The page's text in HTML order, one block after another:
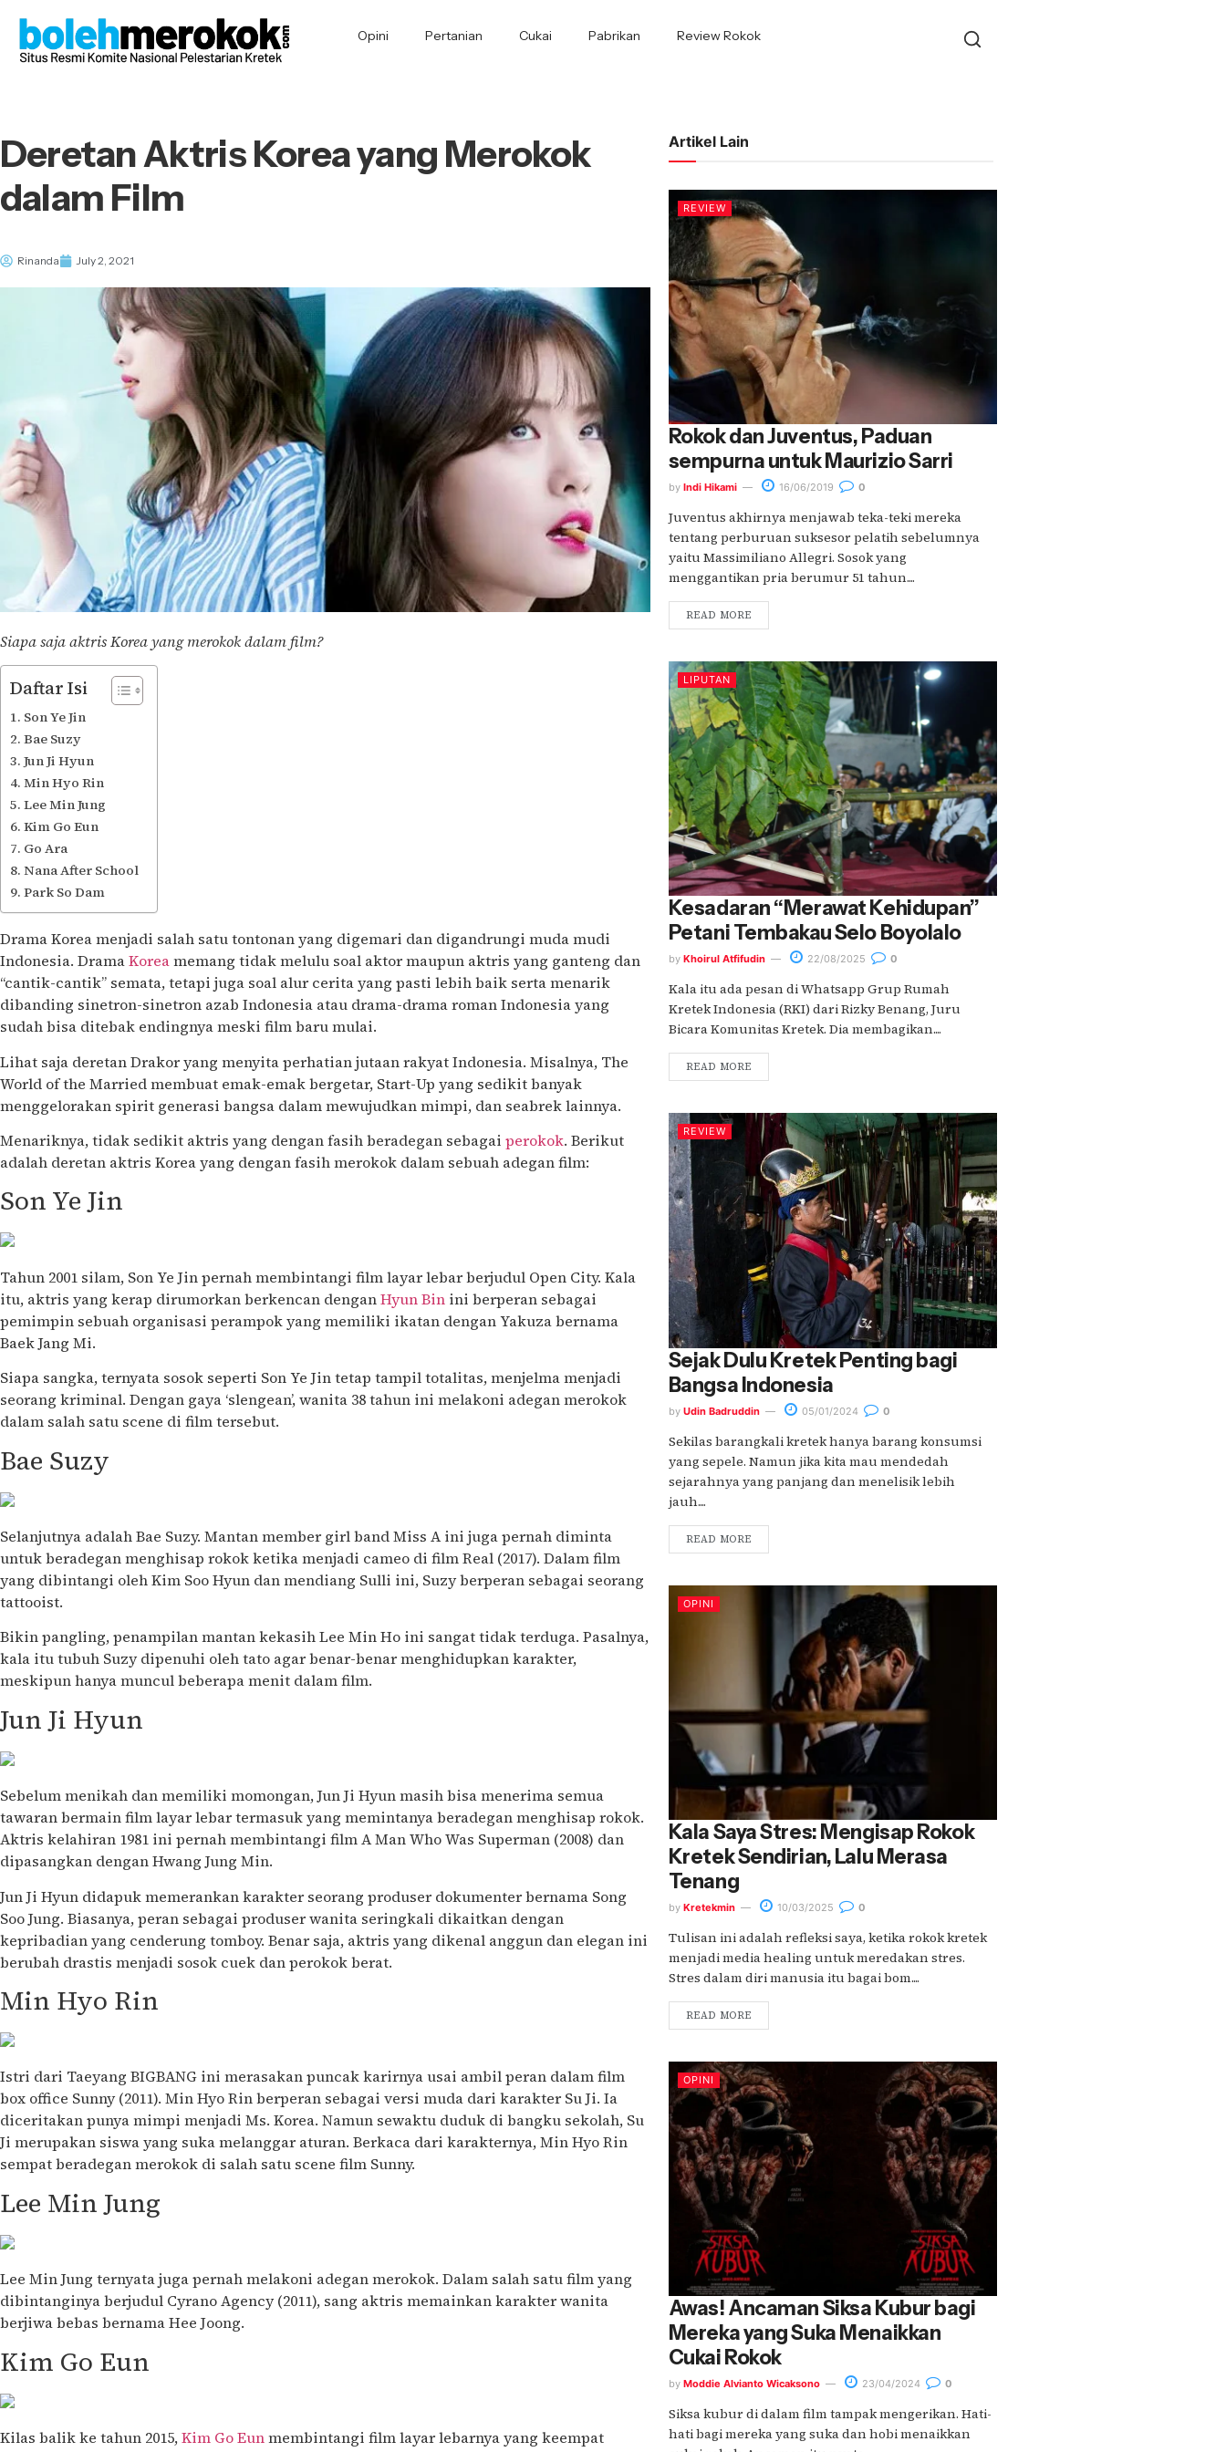
Opini Pertanian Cukai Pabrikan Review Rokok
Deretan Aktris Korea yang Merokok
dalam Film
Rinanda July 2, 2021
Siapa saja aktris Korea yang merokok dalam film?
Daftar Isi
Son Ye Jin
Bae Suzy
Jun Ji Hyun
Min Hyo Rin
Lee Min Jung
Kim Go Eun
Go Ara
Nana After School
Park So Dam
Drama Korea menjadi salah satu tontonan yang digemari dan digandrungi muda mudi
Indonesia. DramaKoreamemang tidak melulu soal aktor maupun aktris yang ganteng dan
“cantik-cantik” semata, tetapi juga soal alur cerita yang pasti lebih baik serta menarik
dibanding sinetron-sinetron azab Indonesia atau drama-drama roman Indonesia yang
sudah bisa ditebak endingnya meski film baru mulai.
Lihat saja deretan Drakor yang menyita perhatian jutaan rakyat Indonesia. Misalnya, The
World of the Married membuat emak-emak bergetar, Start-Up yang sedikit banyak
menggelorakan spirit generasi bangsa dalam mewujudkan mimpi, dan seabrek lainnya.
Menariknya, tidak sedikit aktris yang dengan fasih beradegan sebagai perokok. Berikut
adalah deretan aktris Korea yang dengan fasih merokok dalam sebuah adegan film:
Son Ye Jin
Tahun 2001 silam, Son Ye Jin pernah membintangi film layar lebar berjudul Open City. Kala
itu, aktris yang kerap dirumorkan berkencan denganHyun Bin ini berperan sebagai
pemimpin sebuah organisasi perampok yang memiliki ikatan dengan Yakuza bernama
Baek Jang Mi.
Siapa sangka, ternyata sosok seperti Son Ye Jin tetap tampil totalitas, menjelma menjadi
seorang kriminal. Dengan gaya ‘slengean’, wanita 38 tahun ini melakoni adegan merokok
dalam salah satu scene di film tersebut.
Bae Suzy
Selanjutnya adalah Bae Suzy. Mantan member girl band Miss A ini juga pernah diminta
untuk beradegan menghisap rokok ketika menjadi cameo di film Real (2017). Dalam film
yang dibintangi oleh Kim Soo Hyun dan mendiang Sulli ini, Suzy berperan sebagai seorang
tattooist.
Bikin pangling, penampilan mantan kekasih Lee Min Ho ini sangat tidak terduga. Pasalnya,
kala itu tubuh Suzy dipenuhi oleh tato agar benar-benar menghidupkan karakter,
meskipun hanya muncul beberapa menit dalam film.
Jun Ji Hyun
Sebelum menikah dan memiliki momongan, Jun Ji Hyun masih bisa menerima semua
tawaran bermain film layar lebar termasuk yang memintanya beradegan menghisap rokok.
Aktris kelahiran 1981 ini pernah membintangi film A Man Who Was Superman (2008) dan
dipasangkan dengan Hwang Jung Min.
Jun Ji Hyun didapuk memerankan karakter seorang produser dokumenter bernama Song
Soo Jung. Biasanya, peran sebagai produser wanita seringkali dikaitkan dengan
kepribadian yang cenderung tomboy. Benar saja, aktris yang dikenal anggun dan elegan ini
berubah drastis menjadi sosok cuek dan perokok berat.
Min Hyo Rin
Istri dari Taeyang BIGBANG ini merasakan puncak karirnya usai ambil peran dalam film
box office Sunny (2011). Min Hyo Rin berperan sebagai versi muda dari karakter Su Ji. Ia
diceritakan punya mimpi menjadi Ms. Korea. Namun sewaktu duduk di bangku sekolah, Su
Ji merupakan siswa yang suka melanggar aturan. Berkaca dari karakternya, Min Hyo Rin
sempat beradegan merokok di salah satu scene film Sunny.
Lee Min Jung
Lee Min Jung ternyata juga pernah melakoni adegan merokok. Dalam salah satu film yang
dibintanginya berjudul Cyrano Agency (2011), sang aktris memainkan karakter wanita
berjiwa bebas bernama Hee Joong.
Kim Go Eun
Kilas balik ke tahun 2015,Kim Go Eunmembintangi film layar lebarnya yang keempat
Artikel Lain
REVIEW
Rokok dan Juventus, Paduan
sempurna untuk Maurizio Sarri
by Indi Hikami 16/06/2019 0
Juventus akhirnya menjawab teka-teki mereka
tentang perburuan suksesor pelatih sebelumnya
yaitu Massimiliano Allegri. Sosok yang
menggantikan pria berumur 51 tahun....
READ MORE
LIPUTAN
Kesadaran “Merawat Kehidupan”
Petani Tembakau Selo Boyolalo
by Khoirul Atfifudin 22/08/2025 0
Kala itu ada pesan di Whatsapp Grup Rumah
Kretek Indonesia (RKI) dari Rizky Benang, Juru
Bicara Komunitas Kretek. Dia membagikan....
READ MORE
REVIEW
Sejak Dulu Kretek Penting bagi
Bangsa Indonesia
by Udin Badruddin 05/01/2024 0
Sekilas barangkali kretek hanya barang konsumsi
yang sepele. Namun jika kita mau mendedah
sejarahnya yang panjang dan menelisik lebih
jauh....
READ MORE
OPINI
Kala Saya Stres: Mengisap Rokok
Kretek Sendirian, Lalu Merasa
Tenang
by Kretekmin 10/03/2025 0
Tulisan ini adalah refleksi saya, ketika rokok kretek
menjadi media healing untuk meredakan stres.
Stres dalam diri manusia itu bagai bom....
READ MORE
OPINI
Awas! Ancaman Siksa Kubur bagi
Mereka yang Suka Menaikkan
Cukai Rokok
by Moddie Alvianto Wicaksono 23/04/2024 0
Siksa kubur di dalam film tampak mengerikan. Hati-
hati bagi mereka yang suka dan hobi menaikkan